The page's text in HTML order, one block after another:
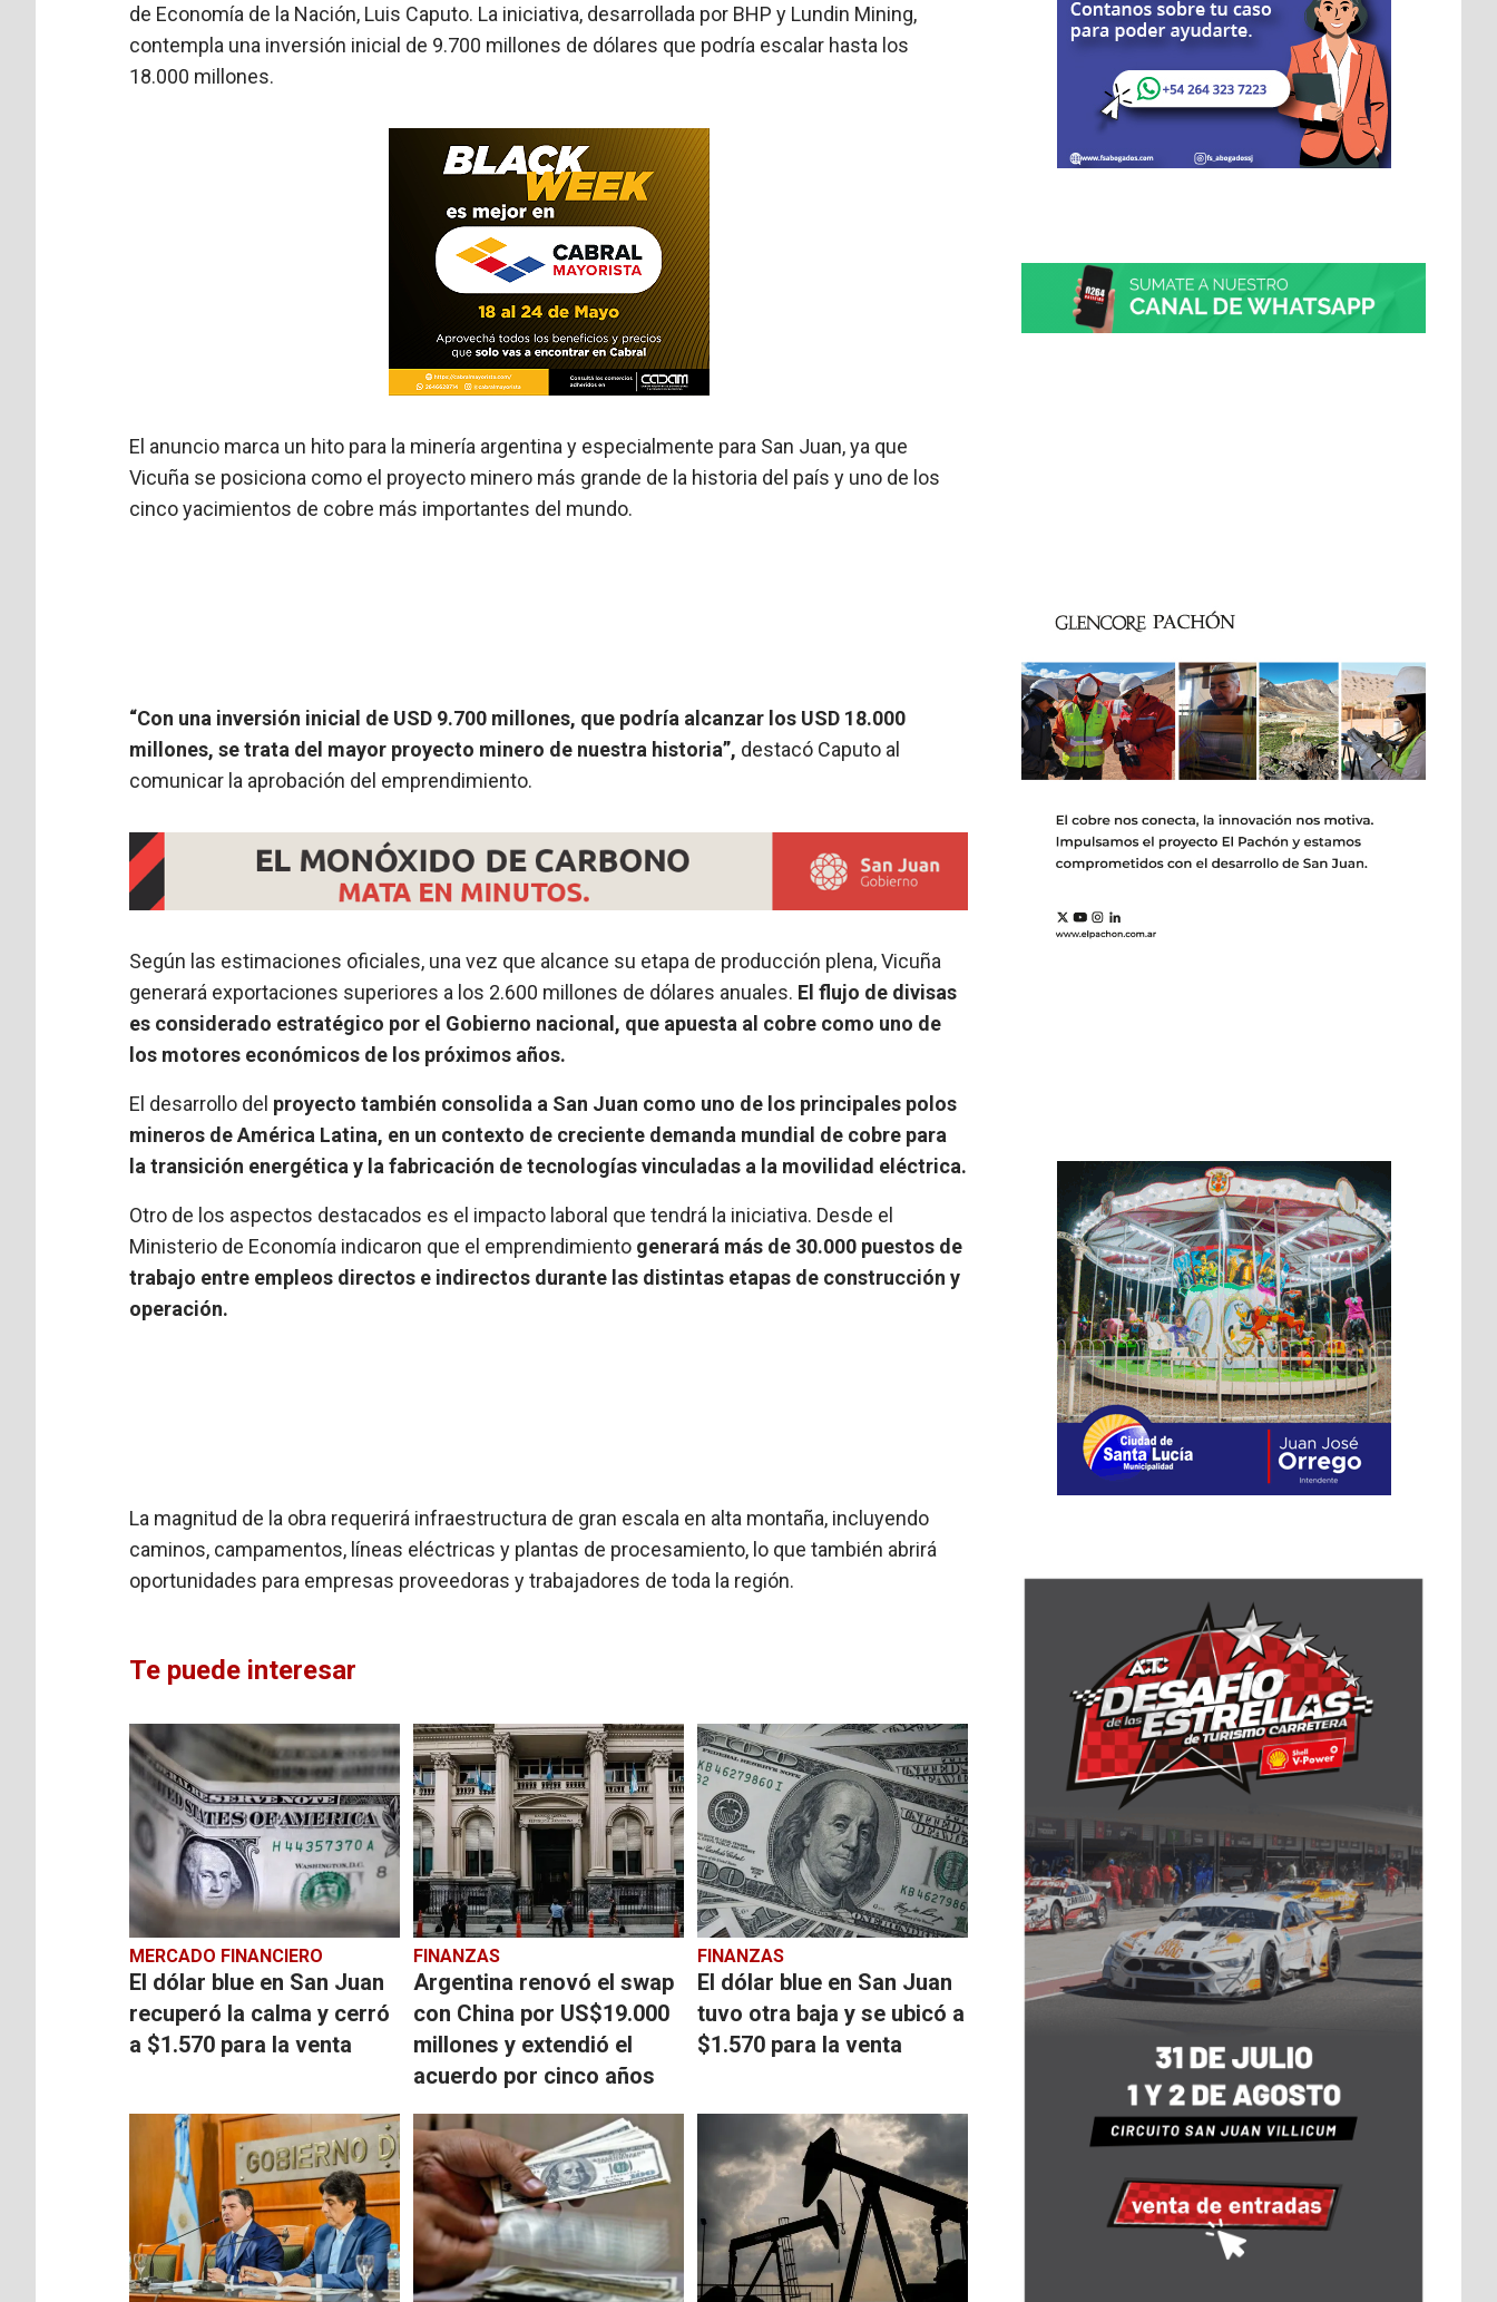
de Economía de la Nación, Luis Caputo. La iniciativa, desarrollada por BHP y Lundin Mining,
contempla una inversión inicial de 9.700 millones de dólares que podría escalar hasta los
18.000 millones.
El anuncio marca un hito para la minería argentina y especialmente para San Juan, ya que
Vicuña se posiciona como el proyecto minero más grande de la historia del país y uno de los
cinco yacimientos de cobre más importantes del mundo.
“Con una inversión inicial de USD 9.700 millones, que podría alcanzar los USD 18.000
millones, se trata del mayor proyecto minero de nuestra historia”, destacó Caputo al
comunicar la aprobación del emprendimiento.
Según las estimaciones oficiales, una vez que alcance su etapa de producción plena, Vicuña
generará exportaciones superiores a los 2.600 millones de dólares anuales. El flujo de divisas
es considerado estratégico por el Gobierno nacional, que apuesta al cobre como uno de
los motores económicos de los próximos años.
El desarrollo del proyecto también consolida a San Juan como uno de los principales polos
mineros de América Latina, en un contexto de creciente demanda mundial de cobre para
la transición energética y la fabricación de tecnologías vinculadas a la movilidad eléctrica.
Otro de los aspectos destacados es el impacto laboral que tendrá la iniciativa. Desde el
Ministerio de Economía indicaron que el emprendimiento generará más de 30.000 puestos de
trabajo entre empleos directos e indirectos durante las distintas etapas de construcción y
operación.
La magnitud de la obra requerirá infraestructura de gran escala en alta montaña, incluyendo
caminos, campamentos, líneas eléctricas y plantas de procesamiento, lo que también abrirá
oportunidades para empresas proveedoras y trabajadores de toda la región.
Te puede interesar
MERCADO FINANCIERO
El dólar blue en San Juan
recuperó la calma y cerró
a $1.570 para la venta
FINANZAS
Argentina renovó el swap
con China por US$19.000
millones y extendió el
acuerdo por cinco años
FINANZAS
El dólar blue en San Juan
tuvo otra baja y se ubicó a
$1.570 para la venta